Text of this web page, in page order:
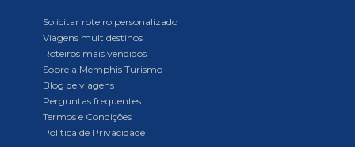
Solicitar roteiro personalizado
Viagens multidestinos
Roteiros mais vendidos
Sobre a Memphis Turismo
Blog de viagens
Perguntas frequentes
Termos e Condições
Política de Privacidade